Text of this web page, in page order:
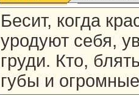
Бесит, когда
уродуют себя,
груди. Кто,
губы и